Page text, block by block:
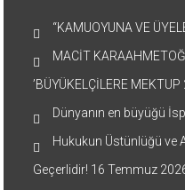
“KAMUOYUNA VE
MACİT
’BÜYÜKELÇİLERE MEKTUP
Dünyanın en büyüğü
Hukukun Üstünlüğü ve
Geçerlidir! 16 Temmuz